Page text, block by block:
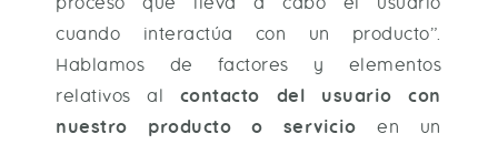
cuando interactúa con un producto”.
Hablamos de factores y elementos
relativos al contacto del usuario con
nuestro producto o servicio en un